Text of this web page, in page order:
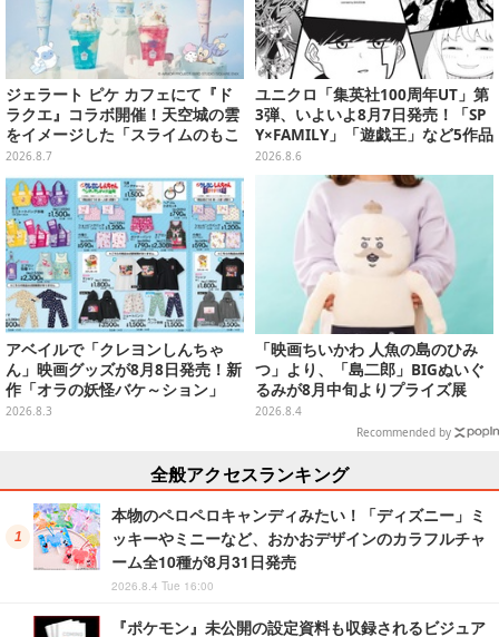
ジェラート ピケ カフェにて『ド
ラクエ』コラボ開催！天空城の雲
をイメージした「スライムのもこ
もこ天空クレープ」などを提供
2026.8.7
ユニクロ「集英社100周年UT」第
3弾、いよいよ8月7日発売！「SP
Y×FAMILY」「遊戯王」など5作品
をデザイン
2026.8.6
アベイルで「クレヨンしんちゃ
ん」映画グッズが8月8日発売！新
作「オラの妖怪バケ～ション」
や、「ヘンダーランド」「暗黒タ
2026.8.3
「映画ちいかわ 人魚の島のひみ
つ」より、「島二郎」BIGぬいぐ
るみが8月中旬よりプライズ展
開！“味自慢”のエプロンはポケッ
2026.8.4
Recommended by
全般アクセスランキング
本物のペロペロキャンディみたい！「ディズニー」ミ
ッキーやミニーなど、おかおデザインのカラフルチャ
ーム全10種が8月31日発売
2026.8.4 Tue 16:00
『ポケモン』未公開の設定資料も収録されるビジュア